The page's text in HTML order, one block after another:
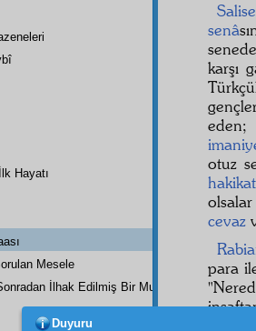
senâ
karşı
otuz
hakikat
cevaz
para
Hayatı
Mesele
İlhak Edilmiş Bir Mukaddeme
Duyuru